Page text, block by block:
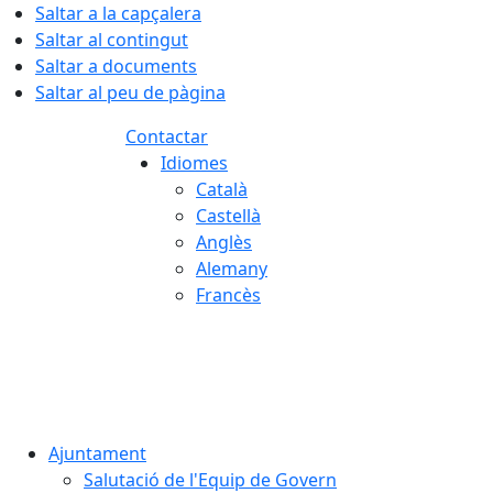
Saltar a la capçalera
Saltar al contingut
Saltar a documents
Saltar al peu de pàgina
Contactar
Idiomes
Català
Castellà
Anglès
Alemany
Francès
Ajuntament
Salutació de l'Equip de Govern